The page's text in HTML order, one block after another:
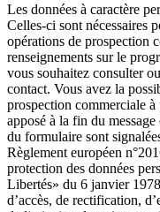
Les données à caractère
Celles-ci sont nécessaires
opérations de prospection
renseignements sur le
vous souhaitez consulter
contact. Vous avez la
prospection commerciale
apposé à la fin du
du formulaire sont
Règlement européen
protection des données
Libertés» du 6 janvier
d’accès, de rectification,